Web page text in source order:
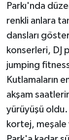
Parkı'nda
renkli anlara
dansları
konserleri, DJ
jumping
Kutlamaların
akşam
yürüyüşü
kortej, meşale
MAGAZİN
Otomobil
POLİTİKA
SİYASET
SPOR